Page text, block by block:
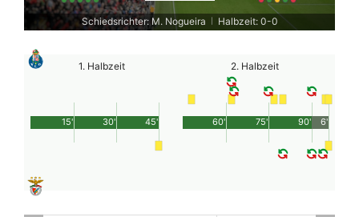
Schiedsrichter: M. Nogueira Halbzeit: 0-0
1. Halbzeit
45'
15' 30'
2. Halbzeit
90'
60' 75' 6'